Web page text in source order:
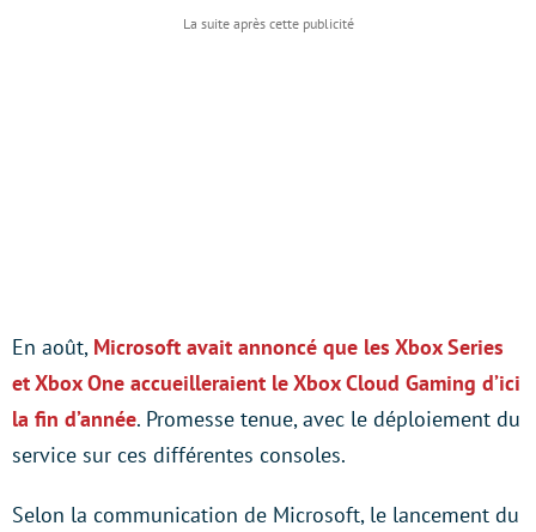
En août, Microsoft avait annoncé que les Xbox Series
et Xbox One accueilleraient le Xbox Cloud Gaming d’ici
la fin d’année. Promesse tenue, avec le déploiement du
service sur ces différentes consoles.
Selon la communication de Microsoft, le lancement du